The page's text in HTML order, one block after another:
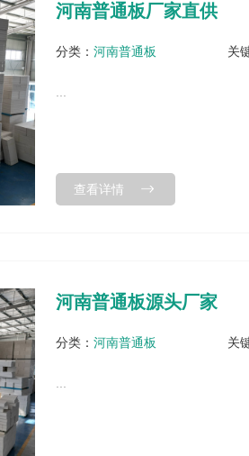
河南普通板厂家直供
分类：河南普通板 关
...
查看详情
河南普通板源头厂家
分类：河南普通板 关
...